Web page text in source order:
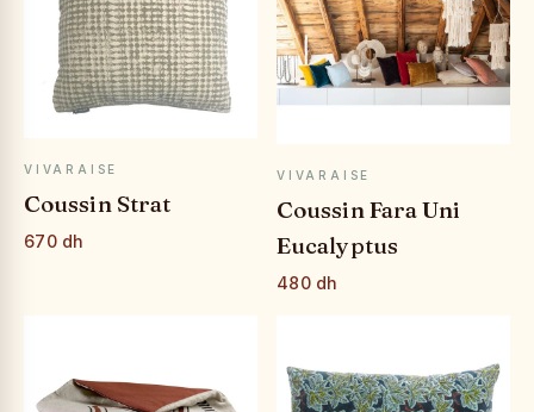
APERÇU RAPIDE
VIVARAISE
Coussin Strat
670 dh
APERÇU RAPIDE
VIVARAISE
Coussin Fara Uni
Eucalyptus
480 dh